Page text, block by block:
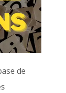
de